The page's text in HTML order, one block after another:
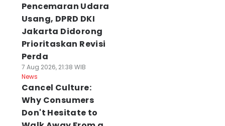
Pencemaran Udara
Usang, DPRD DKI
Jakarta Didorong
Prioritaskan Revisi
Perda
7 Aug 2026, 21:38 WIB
News
Cancel Culture:
Why Consumers
Don't Hesitate to